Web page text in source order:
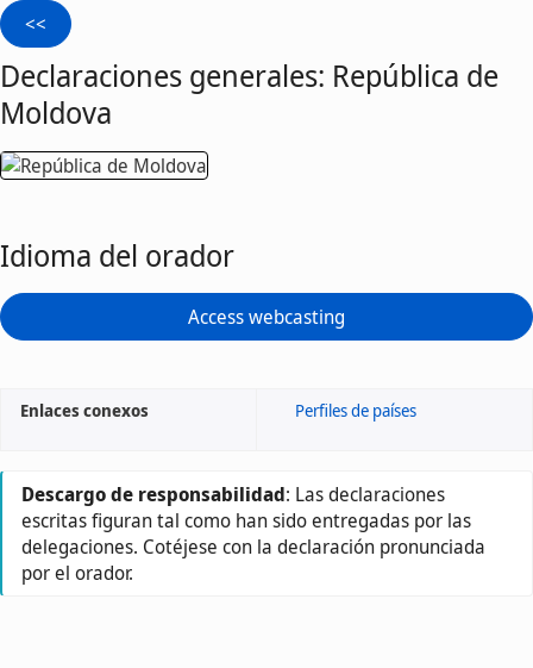
Declaraciones generales: República de
Moldova
Idioma del orador
Access webcasting
Enlaces conexos Perfiles de países
Descargo de responsabilidad: Las declaraciones
escritas figuran tal como han sido entregadas por las
delegaciones. Cotéjese con la declaración pronunciada
por el orador.